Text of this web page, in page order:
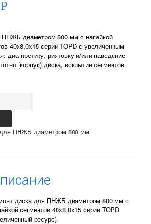
Р
ПНЖБ диаметром 800 мм с напайкой
40х8,0х15 серии TOPD с увеличенным
диагностику, рихтовку и/или наведение
(корпус) диска, вскрытие сегментов
ПНЖБ диаметром 800 мм
диска для ПНЖБ диаметром 800 мм с
сегментов 40х8,0х15 серии TOPD
ресурс).